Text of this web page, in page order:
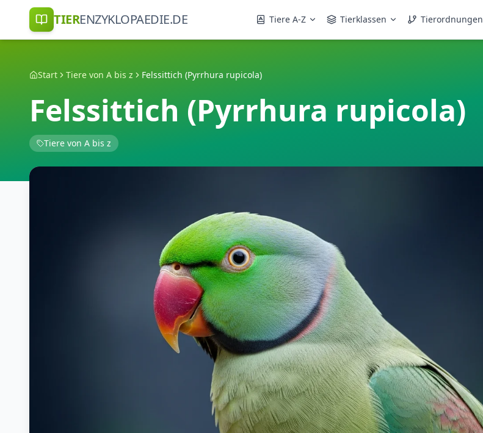
TIERENZYKLOPAEDIE.DE Tiere A-Z Tierklassen Tierordnungen
Start Tiere von A bis z Felssittich (Pyrrhura rupicola)
Felssittich (Pyrrhura rupicola)
Tiere von A bis z